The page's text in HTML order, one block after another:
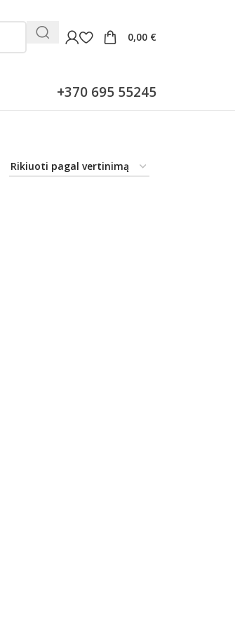
0,00 €
+370 695 55245